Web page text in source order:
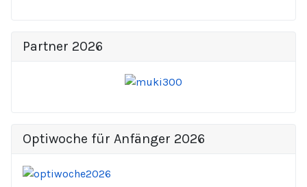
Partner 2026
Optiwoche für Anfänger 2026